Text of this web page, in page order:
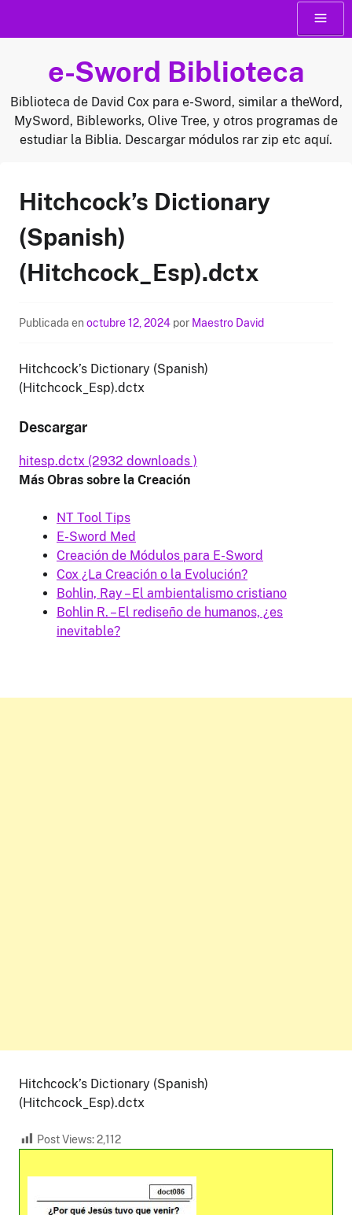
Menú
e-Sword Biblioteca
Biblioteca de David Cox para e-Sword, similar a theWord,
MySword, Bibleworks, Olive Tree, y otros programas de
estudiar la Biblia. Descargar módulos rar zip etc aquí.
Hitchcock’s Dictionary
(Spanish)
(Hitchcock_Esp).dctx
Publicada en octubre 12, 2024 por Maestro David
Hitchcock’s Dictionary (Spanish)
(Hitchcock_Esp).dctx
Descargar
hitesp.dctx (2932 downloads )
Más Obras sobre la Creación
NT Tool Tips
E-Sword Med
Creación de Módulos para E-Sword
Cox ¿La Creación o la Evolución?
Bohlin, Ray – El ambientalismo cristiano
Bohlin R. – El rediseño de humanos, ¿es
inevitable?
Hitchcock’s Dictionary (Spanish)
(Hitchcock_Esp).dctx
Post Views:2,112